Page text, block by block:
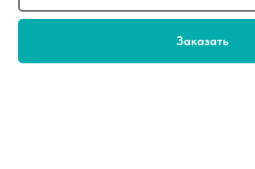
Заказать